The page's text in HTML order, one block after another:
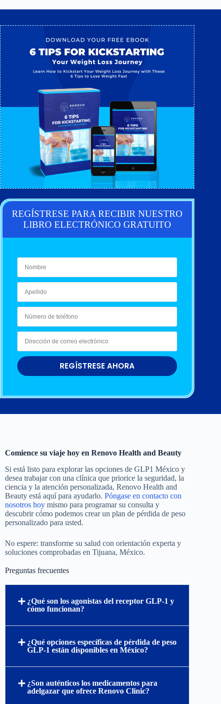
REGÍSTRESE PARA RECIBIR NUESTRO
LIBRO ELECTRÓNICO GRATUITO
REGÍSTRESE AHORA
Comience su viaje hoy en Renovo Health and Beauty
Si está listo para explorar las opciones de GLP1 México y
desea trabajar con una clínica que priorice la seguridad, la
ciencia y la atención personalizada, Renovo Health and
Beauty está aquí para ayudarlo. Póngase en contacto con
nosotros hoy mismo para programar su consulta y
descubrir cómo podemos crear un plan de pérdida de peso
personalizado para usted.
No espere: transforme su salud con orientación experta y
soluciones comprobadas en Tijuana, México.
Preguntas frecuentes
¿Qué son los agonistas del receptor GLP-1 y
cómo funcionan?
¿Qué opciones específicas de pérdida de peso
GLP-1 están disponibles en México?
¿Son auténticos los medicamentos para
adelgazar que ofrece Renovo Clinic?